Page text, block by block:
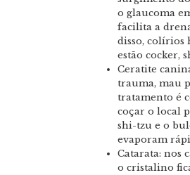
o glaucoma
facilita a
disso, colírios
estão cocker,
Ceratite
trauma, mau
tratamento é
coçar o local
shi-tzu e o
evaporam
Catarata: nos
o cristalino